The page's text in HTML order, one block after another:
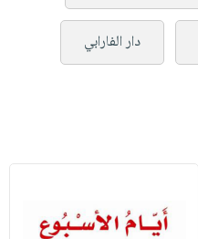
دار الفارابي